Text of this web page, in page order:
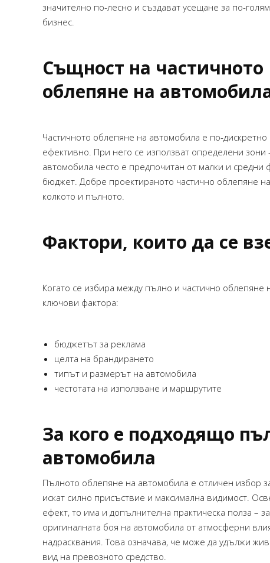
значително по-лесно и създават усещане за по-
бизнес.
Същност на частичното
облепяне на
Частичното облепяне на автомобила е по-
ефективно. При него се използват определени зони
автомобила често е предпочитан от малки и
бюджет. Добре проектираното частично облепяне
колкото и пълното.
Фактори, които да се
Когато се избира между пълно и частично
ключови фактора:
бюджетът за реклама
целта на брандирането
типът и размерът на автомобила
честотата на използване и маршрутите
За кого е подходящо
автомобила
Пълното облепяне на автомобила е отличен избор
искат силно присъствие и максимална видимост.
ефект, то има и допълнителна практическа полза –
оригиналната боя на автомобила от атмосферни
надрасквания. Това означава, че може да удължи
вид на превозното средство.
поръчката.Крайният резултат
отговаряше на очакванията ни и беше
реализиран с внимание към детайла.
през целия процес.Ще се радвам да
работим заедно и по бъдещи проекти!